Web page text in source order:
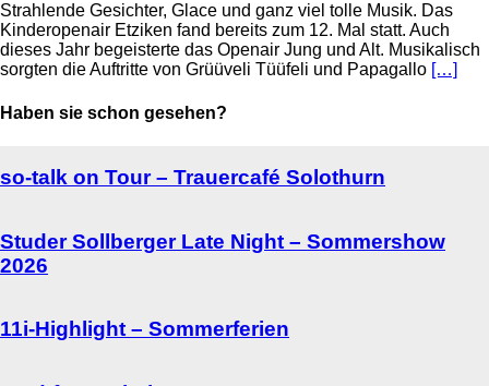
Strahlende Gesichter, Glace und ganz viel tolle Musik. Das
Kinderopenair Etziken fand bereits zum 12. Mal statt. Auch
dieses Jahr begeisterte das Openair Jung und Alt. Musikalisch
sorgten die Auftritte von Grüüveli Tüüfeli und Papagallo […]
Haben sie schon gesehen?
so-talk on Tour – Trauercafé Solothurn
Studer Sollberger Late Night – Sommershow
2026
11i-Highlight – Sommerferien